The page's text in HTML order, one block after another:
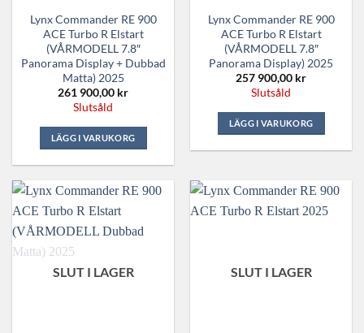
Lynx Commander RE 900
ACE Turbo R Elstart
(VÅRMODELL 7.8″
Panorama Display + Dubbad
Matta) 2025
261 900,00 kr
Slutsåld
LÄGG I VARUKORG
Lynx Commander RE 900
ACE Turbo R Elstart
(VÅRMODELL 7.8″
Panorama Display) 2025
257 900,00 kr
Slutsåld
LÄGG I VARUKORG
SLUT I LAGER SLUT I LAGER